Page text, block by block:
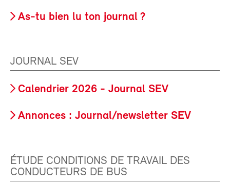
As-tu bien lu ton journal ?
JOURNAL SEV
Calendrier 2026 - Journal SEV
Annonces : Journal/newsletter SEV
ÉTUDE CONDITIONS DE TRAVAIL DES
CONDUCTEURS DE BUS